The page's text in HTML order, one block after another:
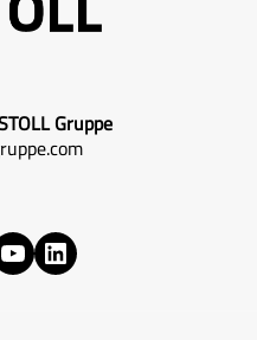
Gruppe
LinkedIn